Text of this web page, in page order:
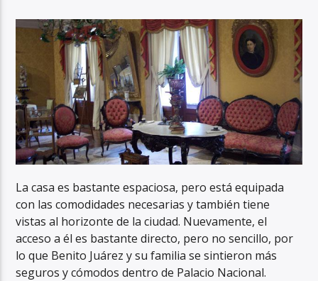
La casa es bastante espaciosa, pero está equipada
con las comodidades necesarias y también tiene
vistas al horizonte de la ciudad. Nuevamente, el
acceso a él es bastante directo, pero no sencillo, por
lo que Benito Juárez y su familia se sintieron más
seguros y cómodos dentro de Palacio Nacional.